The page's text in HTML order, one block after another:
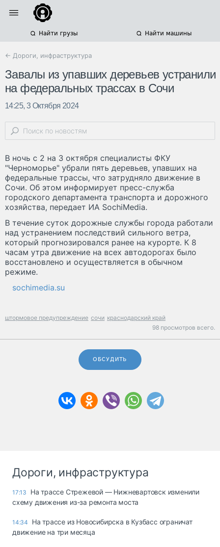
Найти грузы Найти машины
← Дороги, инфраструктура
Завалы из упавших деревьев устранили
на федеральных трассах в Сочи
14:25, 3 Октября 2024
В ночь с 2 на 3 октября специалисты ФКУ
"Черноморье" убрали пять деревьев, упавших на
федеральные трассы, что затрудняло движение в
Сочи. Об этом информирует пресс-служба
городского департамента транспорта и дорожного
хозяйства, передает ИА SochiMedia.
В течение суток дорожные службы города работали
над устранением последствий сильного ветра,
который прогнозировался ранее на курорте. К 8
часам утра движение на всех автодорогах было
восстановлено и осуществляется в обычном
режиме.
sochimedia.su
штормовое предупреждение сочи краснодарский край
98 просмотров всего.
ОБСУДИТЬ
Дороги, инфраструктура
17:13
На трассе Стрежевой — Нижневартовск изменили
схему движения из-за ремонта моста
14:34
На трассе из Новосибирска в Кузбасс ограничат
движение на три месяца